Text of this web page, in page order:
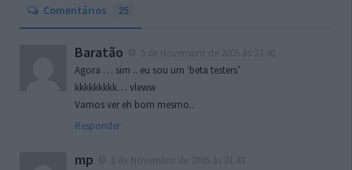
Comentários 25
Baratão
Agora … sim .. eu sou um ‘beta testers’
kkkkkkkkk… vleww
Vamos ver eh bom mesmo..
Responder
mp